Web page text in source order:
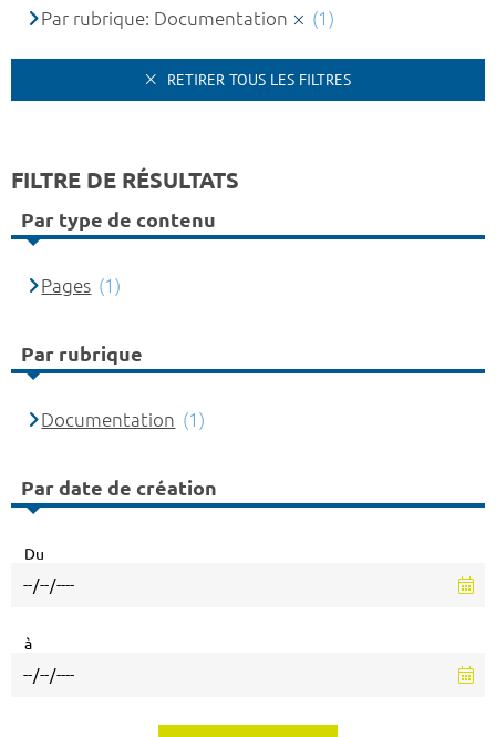
Par rubrique: Documentation
(1)
RETIRER TOUS LES FILTRES
FILTRE DE RÉSULTATS
Par type de contenu
Pages (1)
Par rubrique
Documentation (1)
Par date de création
Du
à